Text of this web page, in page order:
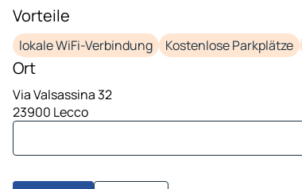
Vorteile
lokale WiFi-Verbindung Kostenlose Parkplätze
Ort
Via Valsassina 32
23900 Lecco